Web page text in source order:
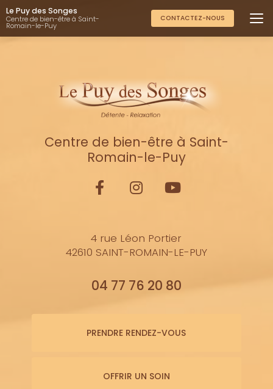
Aller
au
contenu
principal
Le Puy des Songes
Centre de bien-être à Saint-
Romain-le-Puy
CONTACTEZ-NOUS
Centre de bien-être à Saint-
Romain-le-Puy
4 rue Léon Portier
42610 SAINT-ROMAIN-LE-PUY
04 77 76 20 80
PRENDRE RENDEZ-VOUS
OFFRIR UN SOIN